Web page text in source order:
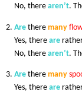
No, there aren’t.
2. Are there many
Yes, there are
No, there aren’t.
3. Are there many
Yes, there are